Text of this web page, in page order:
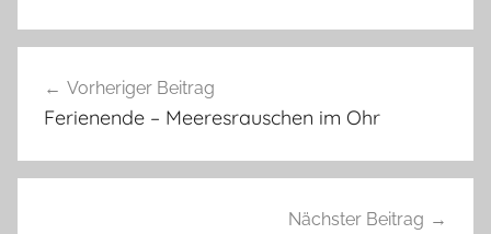
G
s
m
Vorheriger Beitrag
Ferienende – Meeresrauschen im Ohr
Nächster Beitrag